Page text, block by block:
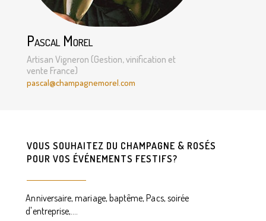
Pascal Morel
Artisan Vigneron (Gestion, vinification et
vente France)
pascal@champagnemorel.com
VOUS SOUHAITEZ DU CHAMPAGNE & ROSÉS
POUR VOS ÉVÉNEMENTS FESTIFS?
Anniversaire, mariage, baptême, Pacs, soirée
d'entreprise,....